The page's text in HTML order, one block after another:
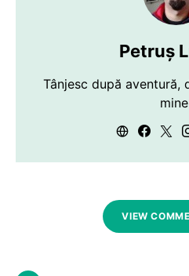
Petruș
Tânjesc după aventură,
VIEW